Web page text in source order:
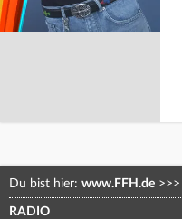
Du bist hier: www.FFH.de >>>
RADIO